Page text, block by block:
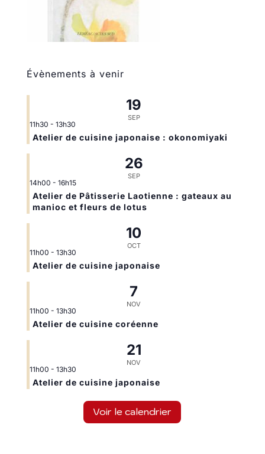
Évènements à venir
19
SEP
11h30 - 13h30
Atelier de cuisine japonaise : okonomiyaki
26
SEP
14h00 - 16h15
Atelier de Pâtisserie Laotienne : gateaux au
manioc et fleurs de lotus
10
OCT
11h00 - 13h30
Atelier de cuisine japonaise
7
NOV
11h00 - 13h30
Atelier de cuisine coréenne
21
NOV
11h00 - 13h30
Atelier de cuisine japonaise
Voir le calendrier